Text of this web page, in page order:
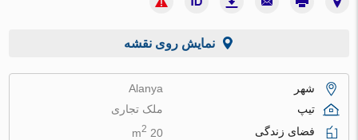
نمایش روی نقشه
شهر
Alanya
تیپ
ملک تجاری
فضای زندگی
20 m
2